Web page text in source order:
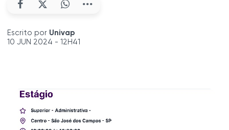
Escrito por Univap
10 JUN 2024 - 12H41